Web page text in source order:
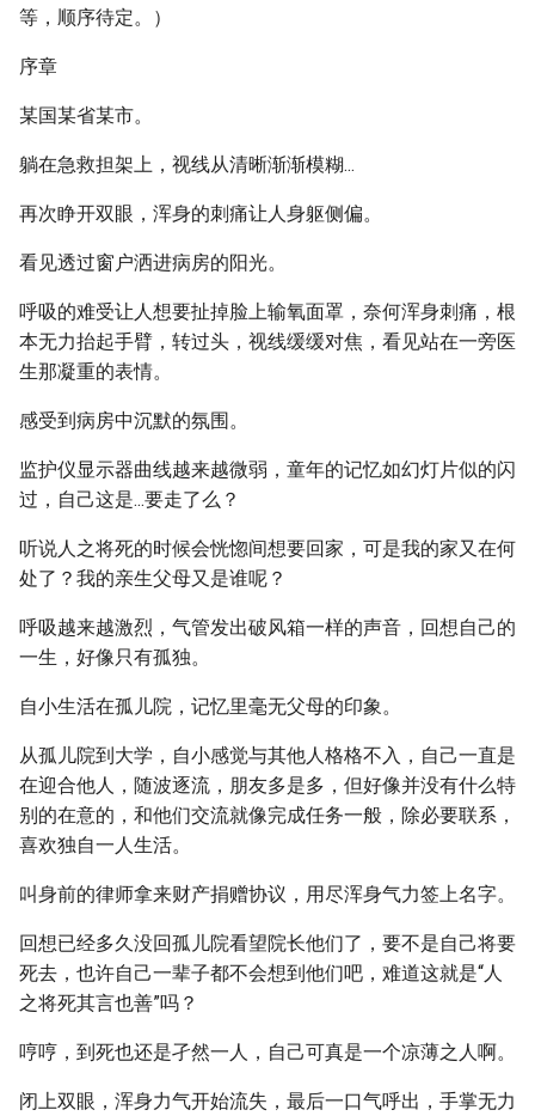
等，顺序待定。）
序章
某国某省某市。
躺在急救担架上，视线从清晰渐渐模糊...
再次睁开双眼，浑身的刺痛让人身躯侧偏。
看见透过窗户洒进病房的阳光。
呼吸的难受让人想要扯掉脸上输氧面罩，奈何浑身刺痛，根
本无力抬起手臂，转过头，视线缓缓对焦，看见站在一旁医
生那凝重的表情。
感受到病房中沉默的氛围。
监护仪显示器曲线越来越微弱，童年的记忆如幻灯片似的闪
过，自己这是...要走了么？
听说人之将死的时候会恍惚间想要回家，可是我的家又在何
处了？我的亲生父母又是谁呢？
呼吸越来越激烈，气管发出破风箱一样的声音，回想自己的
一生，好像只有孤独。
自小生活在孤儿院，记忆里毫无父母的印象。
从孤儿院到大学，自小感觉与其他人格格不入，自己一直是
在迎合他人，随波逐流，朋友多是多，但好像并没有什么特
别的在意的，和他们交流就像完成任务一般，除必要联系，
喜欢独自一人生活。
叫身前的律师拿来财产捐赠协议，用尽浑身气力签上名字。
回想已经多久没回孤儿院看望院长他们了，要不是自己将要
死去，也许自己一辈子都不会想到他们吧，难道这就是“人
之将死其言也善”吗？
哼哼，到死也还是孑然一人，自己可真是一个凉薄之人啊。
闭上双眼，浑身力气开始流失，最后一口气呼出，手掌无力